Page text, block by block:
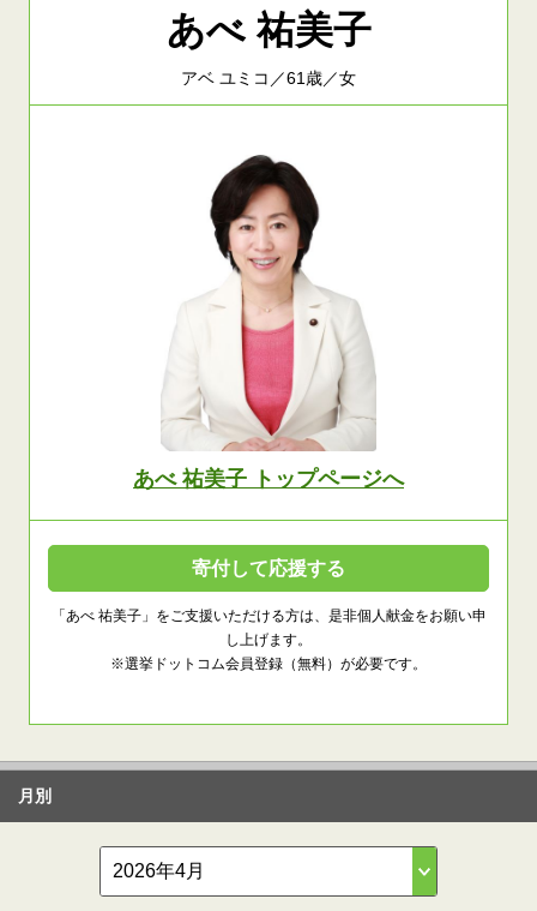
あべ 祐美子
アベ ユミコ／61歳／女
あべ 祐美子 トップページへ
寄付して応援する
「あべ 祐美子」をご支援いただける方は、是非個人献金をお願い申
し上げます。
※選挙ドットコム会員登録（無料）が必要です。
月別